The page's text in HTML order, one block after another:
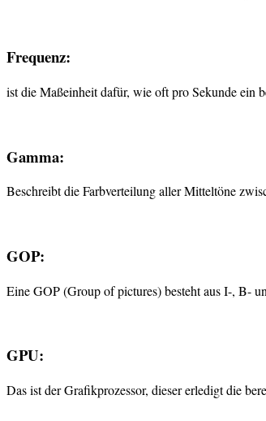
Frequenz:
ist die Maßeinheit dafür, wie oft pro Sekunde ein
Gamma:
Beschreibt die Farbverteilung aller Mitteltöne
GOP:
Eine GOP (Group of pictures) besteht aus I-, B-
GPU:
Das ist der Grafikprozessor, dieser erledigt die